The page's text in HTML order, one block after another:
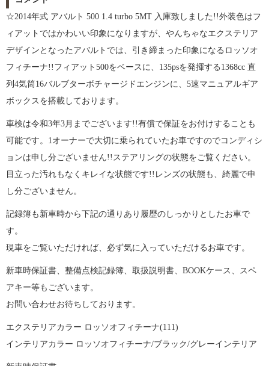
☆2014年式 アバルト 500 1.4 turbo 5MT 入庫致しました!!外装色はフ
ィアットではかわいい印象になりますが、やんちゃなエクステリア
デザインとなったアバルトでは、引き締まった印象になるロッソオ
フィチーナ!!フィアット500をベースに、135psを発揮する1368cc 直
列4気筒16バルブターボチャージドエンジンに、5速マニュアルギア
ボックスを搭載しております。
車検は令和3年3月までございます!!有償で保証をお付けすることも
可能です。1オーナーで大切に乗られていたお車ですのでコンディシ
ョンは申し分ございません!!ステアリングの状態をご覧ください。
目立った汚れもなくキレイな状態です!!レンズの状態も、綺麗で申
し分ございません。
記録簿も新車時から下記の通りあり履歴のしっかりとしたお車で
す。
現車をご覧いただければ、必ず気に入っていただけるお車です。
新車時保証書、整備点検記録簿、取扱説明書、BOOKケース、スペ
アキー等もございます。
お問い合わせお待ちしております。
エクステリアカラー ロッソオフィチーナ(111)
インテリアカラー ロッソオフィチーナ/ブラック/グレーインテリア